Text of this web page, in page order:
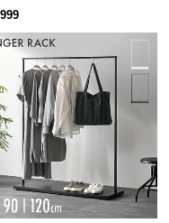
ーブル 美しい格子デザイン